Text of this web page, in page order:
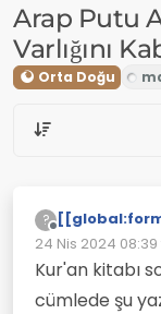
Arap Putu
Varlığını
Orta Doğu
?
Çevrimdışı
24 Nis 2024 08:39
Son
Kur'an kitabı
cümlede şu